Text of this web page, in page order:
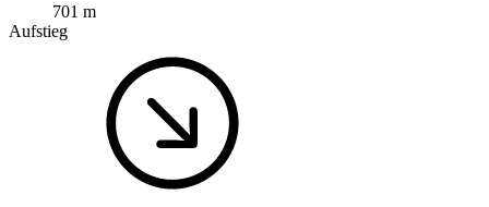
701 m
Aufstieg